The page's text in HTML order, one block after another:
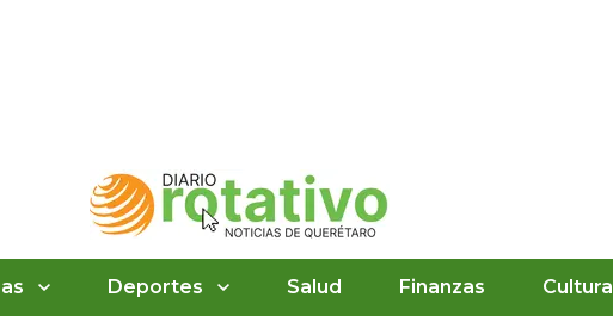
Deportes Salud Finanzas Cultura